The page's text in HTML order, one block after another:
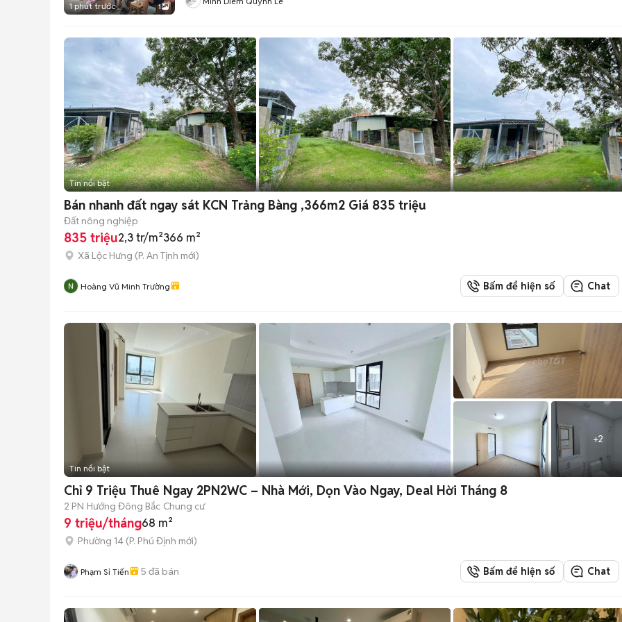
1 phút trước 1
Tin nổi bật
Bán nhanh đất ngay sát KCN Trảng Bàng ,366m2 Giá 835 triệu
Đất nông nghiệp
835 triệu2,3 tr/m²366 m²
Xã Lộc Hưng (P. An Tịnh mới)
Hoàng Vũ Minh Trường Bấm để hiện số Chat
+2
Tin nổi bật
Chỉ 9 Triệu Thuê Ngay 2PN2WC – Nhà Mới, Dọn Vào Ngay, Deal Hời Tháng 8
2 PN Hướng Đông Bắc Chung cư
9 triệu/tháng68 m²
Phường 14 (P. Phú Định mới)
Phạm Sỉ Tiến 5 đã bán Bấm để hiện số Chat